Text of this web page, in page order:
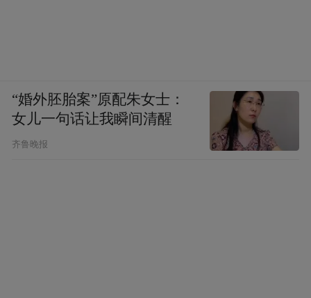
“婚外胚胎案”原配朱女士：
女儿一句话让我瞬间清醒
齐鲁晚报